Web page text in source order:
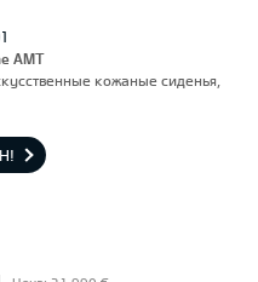
AMT
кожаные сиденья,